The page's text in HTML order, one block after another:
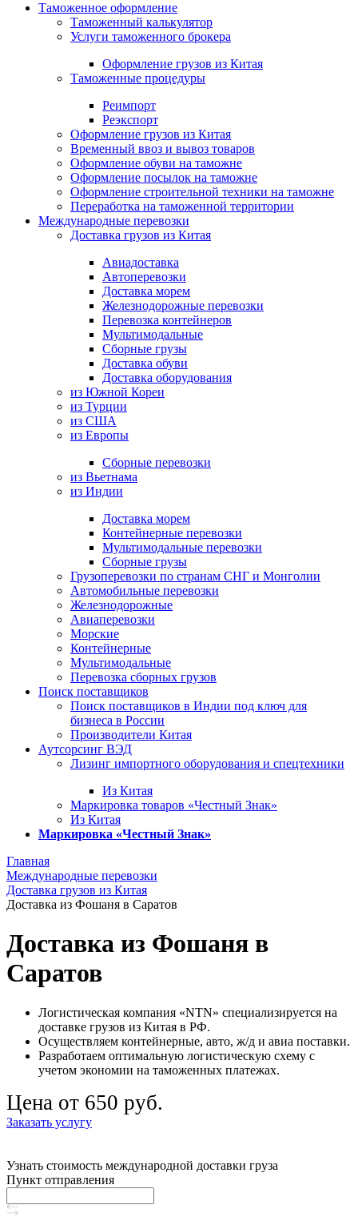
Таможенное оформление
Таможенный калькулятор
Услуги таможенного брокера
Оформление грузов из Китая
Таможенные процедуры
Реимпорт
Реэкспорт
Оформление грузов из Китая
Временный ввоз и вывоз товаров
Оформление обуви на таможне
Оформление посылок на таможне
Оформление строительной техники на таможне
Переработка на таможенной территории
Международные перевозки
Доставка грузов из Китая
Авиадоставка
Автоперевозки
Доставка морем
Железнодорожные перевозки
Перевозка контейнеров
Мультимодальные
Сборные грузы
Доставка обуви
Доставка оборудования
из Южной Кореи
из Турции
из США
из Европы
Сборные перевозки
из Вьетнама
из Индии
Доставка морем
Контейнерные перевозки
Мультимодальные перевозки
Сборные грузы
Грузоперевозки по странам СНГ и Монголии
Автомобильные перевозки
Железнодорожные
Авиаперевозки
Морские
Контейнерные
Мультимодальные
Перевозка сборных грузов
Поиск поставщиков
Поиск поставщиков в Индии под ключ для
бизнеса в России
Производители Китая
Аутсорсинг ВЭД
Лизинг импортного оборудования и спецтехники
Из Китая
Маркировка товаров «Честный Знак»
Из Китая
Маркировка «Честный Знак»
Главная
Международные перевозки
Доставка грузов из Китая
Доставка из Фошаня в Саратов
Доставка из Фошаня в
Саратов
Логистическая компания «NTN» специализируется на
доставке грузов из Китая в РФ.
Осуществляем контейнерные, авто, ж/д и авиа поставки.
Разработаем оптимальную логистическую схему с
учетом экономии на таможенных платежах.
Цена от 650 руб.
Заказать услугу
Узнать стоимость международной доставки груза
Пункт отправления